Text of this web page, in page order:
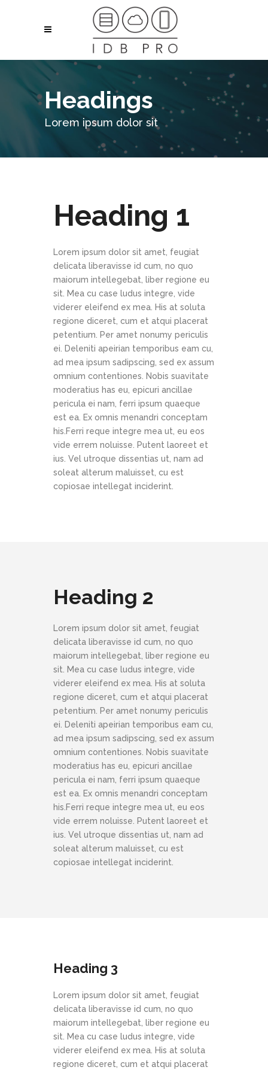
Headings
Lorem ipsum dolor sit
Heading 1
Lorem ipsum dolor sit amet, feugiat
delicata liberavisse id cum, no quo
maiorum intellegebat, liber regione eu
sit. Mea cu case ludus integre, vide
viderer eleifend ex mea. His at soluta
regione diceret, cum et atqui placerat
petentium. Per amet nonumy periculis
ei. Deleniti apeirian temporibus eam cu,
ad mea ipsum sadipscing, sed ex assum
omnium contentiones. Nobis suavitate
moderatius has eu, epicuri ancillae
pericula ei nam, ferri ipsum quaeque
est ea. Ex omnis menandri conceptam
his.Ferri reque integre mea ut, eu eos
vide errem noluisse. Putent laoreet et
ius. Vel utroque dissentias ut, nam ad
soleat alterum maluisset, cu est
copiosae intellegat inciderint.
Heading 2
Lorem ipsum dolor sit amet, feugiat
delicata liberavisse id cum, no quo
maiorum intellegebat, liber regione eu
sit. Mea cu case ludus integre, vide
viderer eleifend ex mea. His at soluta
regione diceret, cum et atqui placerat
petentium. Per amet nonumy periculis
ei. Deleniti apeirian temporibus eam cu,
ad mea ipsum sadipscing, sed ex assum
omnium contentiones. Nobis suavitate
moderatius has eu, epicuri ancillae
pericula ei nam, ferri ipsum quaeque
est ea. Ex omnis menandri conceptam
his.Ferri reque integre mea ut, eu eos
vide errem noluisse. Putent laoreet et
ius. Vel utroque dissentias ut, nam ad
soleat alterum maluisset, cu est
copiosae intellegat inciderint.
Heading 3
Lorem ipsum dolor sit amet, feugiat
delicata liberavisse id cum, no quo
maiorum intellegebat, liber regione eu
sit. Mea cu case ludus integre, vide
viderer eleifend ex mea. His at soluta
regione diceret, cum et atqui placerat